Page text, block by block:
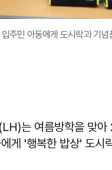
주민 아동에게 도시락과 기념
는 여름방학을 맞아
게 '행복한 밥상' 도시